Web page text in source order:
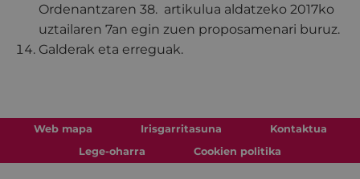
Ordenantzaren 38. artikulua aldatzeko 2017ko
uztailaren 7an egin zuen proposamenari buruz.
Galderak eta erreguak.
Web mapa Irisgarritasuna
Kontaktua
Lege-oharra
Cookien politika